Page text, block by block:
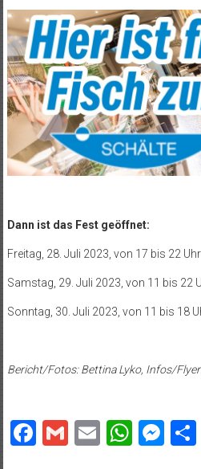
Dann ist das Fest geöffnet:
Freitag, 28. Juli 2023, von 17 bis 22 Uhr
Samstag, 29. Juli 2023, von 11 bis 22
Sonntag, 30. Juli 2023, von 11 bis 18
Bericht/Fotos: Bettina Lyko, Infos/
Facebook
GmailEmail